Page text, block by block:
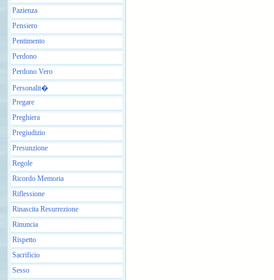
Pazienza
Pensiero
Pentimento
Perdono
Perdono Vero
Personalit�
Pregare
Preghiera
Pregiudizio
Presunzione
Regole
Ricordo Memoria
Riflessione
Rinascita Resurrezione
Rinuncia
Rispetto
Sacrificio
Sesso